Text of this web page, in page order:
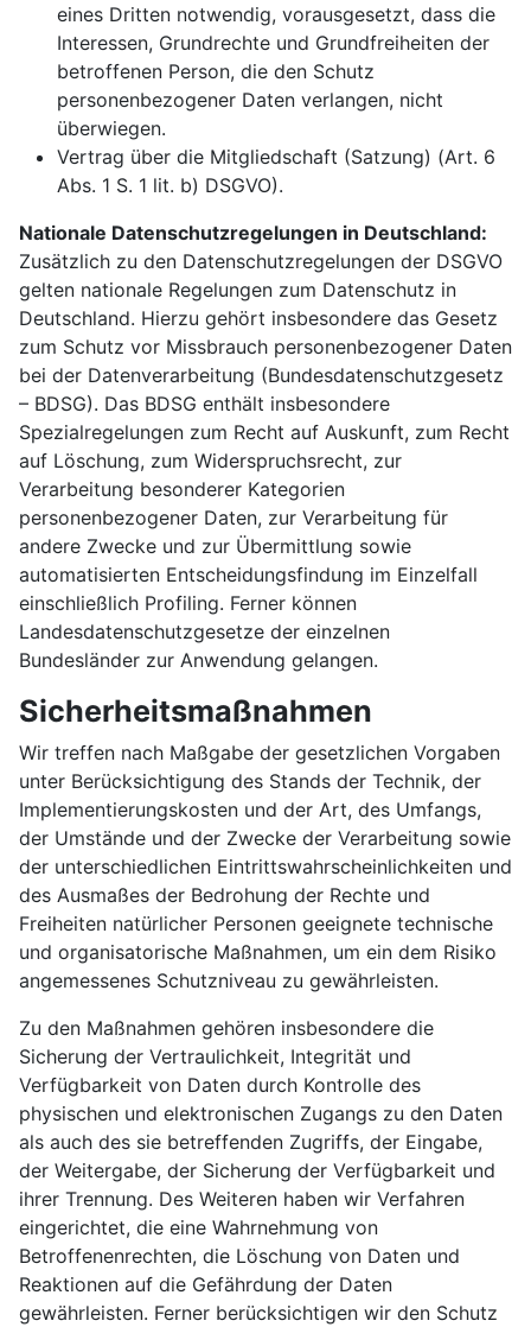
eines Dritten notwendig, vorausgesetzt, dass die
Interessen, Grundrechte und Grundfreiheiten der
betroffenen Person, die den Schutz
personenbezogener Daten verlangen, nicht
überwiegen.
Vertrag über die Mitgliedschaft (Satzung) (Art. 6
Abs. 1 S. 1 lit. b) DSGVO).
Nationale Datenschutzregelungen in Deutschland:
Zusätzlich zu den Datenschutzregelungen der DSGVO
gelten nationale Regelungen zum Datenschutz in
Deutschland. Hierzu gehört insbesondere das Gesetz
zum Schutz vor Missbrauch personenbezogener Daten
bei der Datenverarbeitung (Bundesdatenschutzgesetz
– BDSG). Das BDSG enthält insbesondere
Spezialregelungen zum Recht auf Auskunft, zum Recht
auf Löschung, zum Widerspruchsrecht, zur
Verarbeitung besonderer Kategorien
personenbezogener Daten, zur Verarbeitung für
andere Zwecke und zur Übermittlung sowie
automatisierten Entscheidungsfindung im Einzelfall
einschließlich Profiling. Ferner können
Landesdatenschutzgesetze der einzelnen
Bundesländer zur Anwendung gelangen.
Sicherheitsmaßnahmen
Wir treffen nach Maßgabe der gesetzlichen Vorgaben
unter Berücksichtigung des Stands der Technik, der
Implementierungskosten und der Art, des Umfangs,
der Umstände und der Zwecke der Verarbeitung sowie
der unterschiedlichen Eintrittswahrscheinlichkeiten und
des Ausmaßes der Bedrohung der Rechte und
Freiheiten natürlicher Personen geeignete technische
und organisatorische Maßnahmen, um ein dem Risiko
angemessenes Schutzniveau zu gewährleisten.
Zu den Maßnahmen gehören insbesondere die
Sicherung der Vertraulichkeit, Integrität und
Verfügbarkeit von Daten durch Kontrolle des
physischen und elektronischen Zugangs zu den Daten
als auch des sie betreffenden Zugriffs, der Eingabe,
der Weitergabe, der Sicherung der Verfügbarkeit und
ihrer Trennung. Des Weiteren haben wir Verfahren
eingerichtet, die eine Wahrnehmung von
Betroffenenrechten, die Löschung von Daten und
Reaktionen auf die Gefährdung der Daten
gewährleisten. Ferner berücksichtigen wir den Schutz